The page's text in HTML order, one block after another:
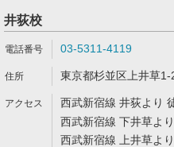
井荻校
03-5311-4119
東京都杉並区上井草
西武新宿線 井荻より
西武新宿線 下井草よ
西武新宿線 上井草よ